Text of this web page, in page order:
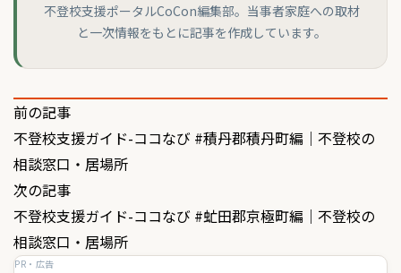
不登校支援ポータルCoCon編集部。当事者家庭への取材
と一次情報をもとに記事を作成しています。
投
稿
ナ
ビ
ゲ
前の記事
不登校支援ガイド-ココなび #積丹郡積丹町編｜不登校の
相談窓口・居場所
次の記事
不登校支援ガイド-ココなび #虻田郡京極町編｜不登校の
相談窓口・居場所
PR・広告